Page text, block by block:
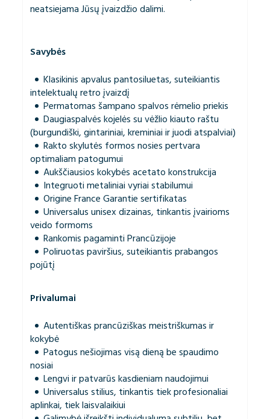
neatsiejama Jūsų įvaizdžio dalimi.
Savybės
Klasikinis apvalus pantosiluetas, suteikiantis
intelektualų retro įvaizdį
Permatomas šampano spalvos rėmelio priekis
Daugiaspalvės kojelės su vėžlio kiauto raštu
(burgundiški, gintariniai, kreminiai ir juodi atspalviai)
Rakto skylutės formos nosies pertvara
optimaliam patogumui
Aukščiausios kokybės acetato konstrukcija
Integruoti metaliniai vyriai stabilumui
Origine France Garantie sertifikatas
Universalus unisex dizainas, tinkantis įvairioms
veido formoms
Rankomis pagaminti Prancūzijoje
Poliruotas paviršius, suteikiantis prabangos
pojūtį
Privalumai
Autentiškas prancūziškas meistriškumas ir
kokybė
Patogus nešiojimas visą dieną be spaudimo
nosiai
Lengvi ir patvarūs kasdieniam naudojimui
Universalus stilius, tinkantis tiek profesionaliai
aplinkai, tiek laisvalaikiui